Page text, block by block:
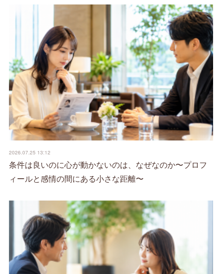
2026.07.25 13:12
条件は良いのに心が動かないのは、なぜなのか〜プロフ
ィールと感情の間にある小さな距離〜